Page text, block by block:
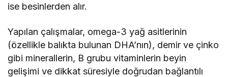
ise besinlerden alır.
Yapılan çalışmalar, omega-3 yağ asitlerinin
(özellikle balıkta bulunan DHA’nın), demir ve çinko
gibi minerallerin, B grubu vitaminlerin beyin
gelişimi ve dikkat süresiyle doğrudan bağlantılı